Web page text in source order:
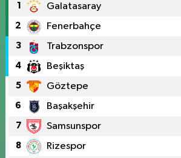
1 Galatasaray
2 Fenerbahçe
3 Trabzonspor
4 Beşiktaş
5 Göztepe
6 Başakşehir
7 Samsunspor
8 Rizespor